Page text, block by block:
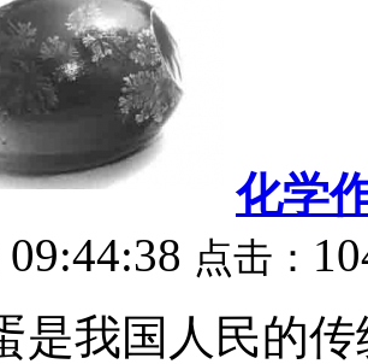
化学
点击：
是我国人民的